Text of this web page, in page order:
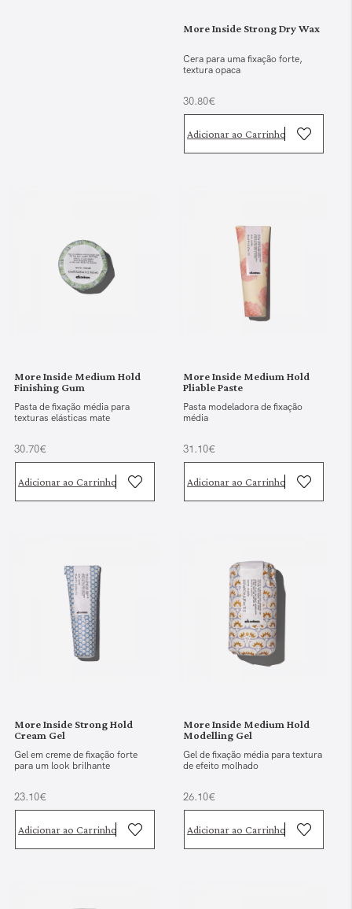
More Inside Strong Dry Wax
Cera para uma fixação forte,
textura opaca
30.80€
Adicionar ao Carrinho
More Inside Medium Hold
Finishing Gum
Pasta de fixação média para
texturas elásticas mate
30.70€
Adicionar ao Carrinho
More Inside Medium Hold
Pliable Paste
Pasta modeladora de fixação
média
31.10€
Adicionar ao Carrinho
More Inside Strong Hold
Cream Gel
Gel em creme de fixação forte
para um look brilhante
23.10€
Adicionar ao Carrinho
More Inside Medium Hold
Modelling Gel
Gel de fixação média para textura
de efeito molhado
26.10€
Adicionar ao Carrinho